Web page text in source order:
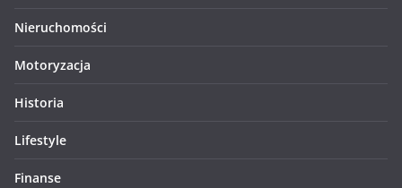
Nieruchomości
Motoryzacja
Historia
Lifestyle
Finanse